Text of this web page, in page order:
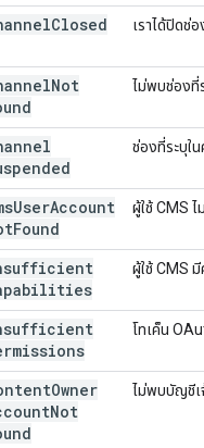
Closed เราได้ปิดช่
Not
ไม่พบช่องที่
ช่องที่ระบุใ
UserAccount
Found
ผู้ใช้ CMS
ผู้ใช้ CMS
โทเค็น
Owner
Not
ไม่พบบัญชีเ